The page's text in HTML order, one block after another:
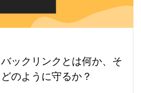
ックリンクとは何か、そ
のように守るか？